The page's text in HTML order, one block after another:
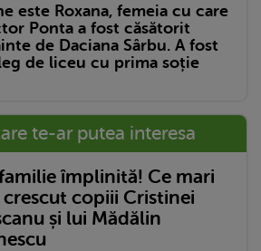
este Roxana, femeia cu care
Ponta a fost căsătorit
de Daciana Sârbu. A fost
de liceu cu prima soție
te-ar putea interesa
împlinită! Ce mari
crescut copiii Cristinei
și lui Mădălin